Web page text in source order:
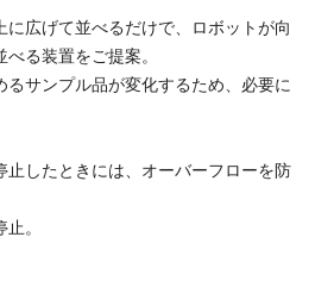
広げて並べるだけで、ロボットが向
る装置をご提案。
サンプル品が変化するため、必要に
止したときには、オーバーフローを防
。